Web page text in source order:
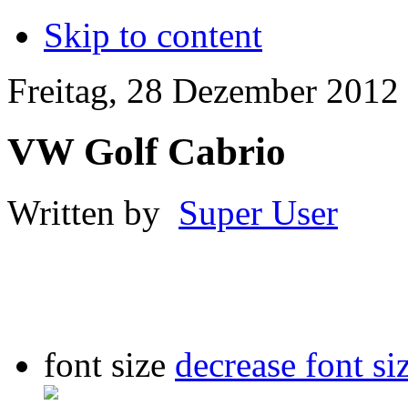
Skip to content
Freitag, 28 Dezember
VW Golf Cabrio
Written by Super User
font size decrease font